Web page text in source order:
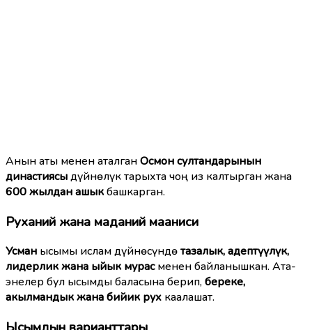
Анын аты менен аталганОсмон султандарынын
династиясыдүйнөлүк тарыхта чоң из калтырган жана
600 жылдан ашыкбашкарган.
Руханий жана маданий мааниси
Усман ысымы ислам дүйнөсүндөтазалык, адептүүлүк,
лидерлик жана ыйык мурасменен байланышкан. Ата-
энелер бул ысымды баласына берип,береке,
акылмандык жана бийик рух каалашат.